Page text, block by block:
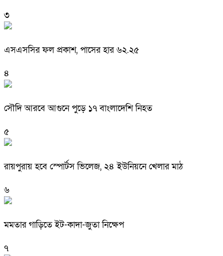
৩
এসএসসির ফল প্রকাশ, পাসের হার ৬২.২৫
৪
সৌদি আরবে আগুনে পুড়ে ১৭ বাংলাদেশি নিহত
৫
রায়পুরায় হবে স্পোর্টস ভিলেজ, ২৪ ইউনিয়নে খেলার মাঠ
৬
মমতার গাড়িতে ইট-কাদা-জুতা নিক্ষেপ
৭